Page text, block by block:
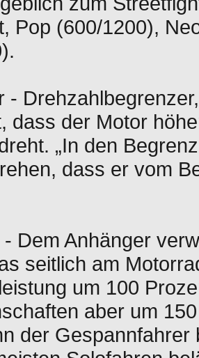
Pop (600/1200),
-
dass der Motor
„In den
dass er vom
- Dem Anhänger
seitlich am
um 100
aber um
der